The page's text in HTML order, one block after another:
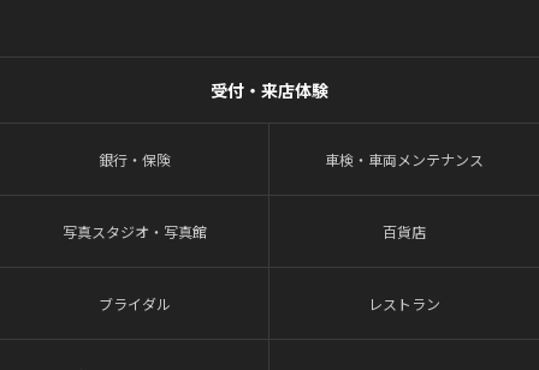
受付・来店体験
銀行・保険 車検・車両メンテナンス
写真スタジオ・写真館 百貨店
ブライダル レストラン